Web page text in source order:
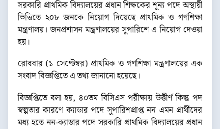
সরকারি প্রাথমিক বিদ্যালয়ের প্রধান শিক্ষকের শূন্য পদে অস্থায়ী
ভিত্তিতে ২০৮ জনকে নিয়োগ দিয়েছে প্রাথমিক ও গণশিক্ষা
মন্ত্রণালয়। জনপ্রশাসন মন্ত্রণালয়ের সুপারিশে এ নিয়োগ দেওয়া
হয়।
রোববার (১ সেপ্টেম্বর) প্রাথমিক ও গণশিক্ষা মন্ত্রণালয়ের এক
সংবাদ বিজ্ঞপ্তিতে এ তথ্য জানানো হয়েছে।
বিজ্ঞপ্তিতে বলা হয়, ৪০তম বিসিএস পরীক্ষায় উত্তীর্ণ কিন্তু পদ
স্বল্পতার কারণে ক্যাডার পদে সুপারিশপ্রাপ্ত নন এমন প্রার্থীদের
মধ্য হতে নন-ক্যাডার পদে সরকারি প্রাথমিক বিদ্যালয়ের প্রধান